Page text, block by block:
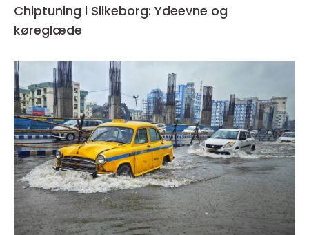
Chiptuning i Silkeborg: Ydeevne og
køreglæde